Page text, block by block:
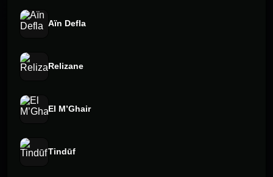
Aïn Defla
Relizane
El M’Ghair
Tindūf